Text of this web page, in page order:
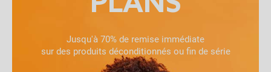
Jusqu'à 70% de remise immédiate
sur des produits déconditionnés ou fin de série